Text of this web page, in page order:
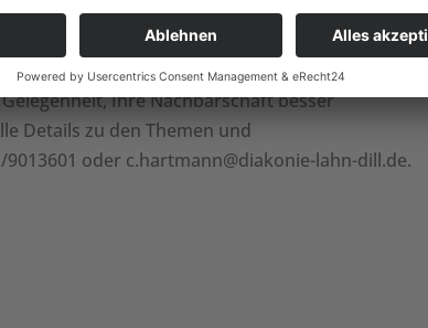
für die Gemeinschaft! Alle anderen Besucher
Ihre Nachbarschaft besser
Details zu den Themen und
oder c.hartmann@diakonie-lahn-dill.de.